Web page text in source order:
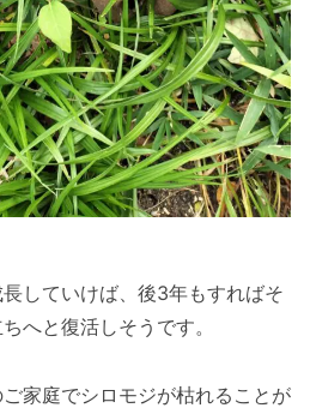
していけば、後3年もすればそ
へと復活しそうです。
家庭でシロモジが枯れることが